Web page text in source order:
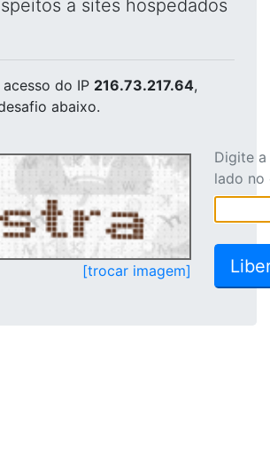
a sites hospedados
do IP 216.73.217.64,
abaixo.
[trocar imagem]
Digite
lado no